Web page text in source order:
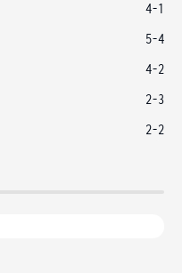
4-1
5-4
4-2
2-3
2-2